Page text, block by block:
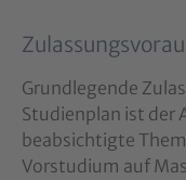
Grundlegende
Studienplan ist der
beabsichtigte
Vorstudium auf